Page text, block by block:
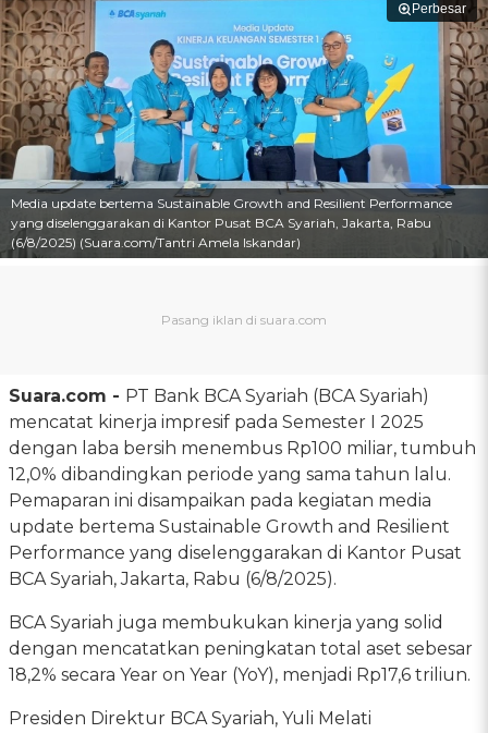
Perbesar
Media update bertema Sustainable Growth and Resilient Performance
yang diselenggarakan di Kantor Pusat BCA Syariah, Jakarta, Rabu
(6/8/2025) (Suara.com/Tantri Amela Iskandar)
Suara.com - PT Bank BCA Syariah (BCA Syariah)
mencatat kinerja impresif pada Semester I 2025
dengan laba bersih menembus Rp100 miliar, tumbuh
12,0% dibandingkan periode yang sama tahun lalu.
Pemaparan ini disampaikan pada kegiatan media
update bertema Sustainable Growth and Resilient
Performance yang diselenggarakan di Kantor Pusat
BCA Syariah, Jakarta, Rabu (6/8/2025).
BCA Syariah juga membukukan kinerja yang solid
dengan mencatatkan peningkatan total aset sebesar
18,2% secara Year on Year (YoY), menjadi Rp17,6 triliun.
Presiden Direktur BCA Syariah, Yuli Melati